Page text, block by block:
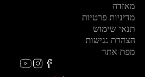
מאזדה
מדיניות פרטיות
תנאי שימוש
הצהרת נגישות
מפת אתר